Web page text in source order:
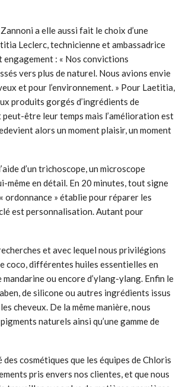
a elle aussi fait le choix d’une
Leclerc, technicienne et ambassadrice
: « Nos convictions
vers plus de naturel. Nous avions envie
et pour l’environnement. » Pour Laetitia,
produits gorgés d’ingrédients de
être leur temps mais l’amélioration est
alors un moment plaisir, un moment
d’un trichoscope, un microscope
même en détail. En 20 minutes, tout signe
ordonnance » établie pour réparer les
est personnalisation. Autant pour
et avec lequel nous privilégions
coco, différentes huiles essentielles en
ou encore d’ylang-ylang. Enfin le
de silicone ou autres ingrédients issus
cheveux. De la même manière, nous
naturels ainsi qu’une gamme de
cosmétiques que les équipes de Chloris
pris envers nos clientes, et que nous